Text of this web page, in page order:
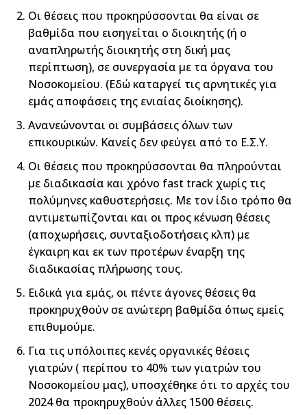
Οι θέσεις που προκηρύσσονται θα είναι σε
βαθμίδα που εισηγείται ο διοικητής (ή ο
αναπληρωτής διοικητής στη δική μας
περίπτωση), σε συνεργασία με τα όργανα του
Νοσοκομείου. (Εδώ καταργεί τις αρνητικές για
εμάς αποφάσεις της ενιαίας διοίκησης).
Ανανεώνονται οι συμβάσεις όλων των
επικουρικών. Κανείς δεν φεύγει από το Ε.Σ.Υ.
Οι θέσεις που προκηρύσσονται θα πληρούνται
με διαδικασία και χρόνο fast track χωρίς τις
πολύμηνες καθυστερήσεις. Με τον ίδιο τρόπο θα
αντιμετωπίζονται και οι προς κένωση θέσεις
(αποχωρήσεις, συνταξιοδοτήσεις κλπ) με
έγκαιρη και εκ των προτέρων έναρξη της
διαδικασίας πλήρωσης τους.
Ειδικά για εμάς, οι πέντε άγονες θέσεις θα
προκηρυχθούν σε ανώτερη βαθμίδα όπως εμείς
επιθυμούμε.
Για τις υπόλοιπες κενές οργανικές θέσεις
γιατρών ( περίπου το 40% των γιατρών του
Νοσοκομείου μας), υποσχέθηκε ότι το αρχές του
2024 θα προκηρυχθούν άλλες 1500 θέσεις.